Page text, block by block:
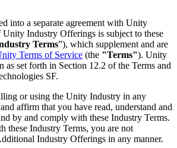
e operações de jogos ao vivo
usuários móveis
as lojas e no modelo D2C (direto ao
em loja em experiências online
as experiências dentro do carro
mundo real
e blocos de construção
criadores e insiders
Unity em todo o mundo
práticas
Educacional
into a separate agreement with Unity
Industry Offerings is subject to these
Terms”), which supplement and are
Terms of Service (the "Terms"). Unity
as set forth in Section 12.2 of the Terms and
SF.
or using the Unity Industry in any
affirm that you have read, understand and
by and comply with these Industry Terms.
these Industry Terms, you are not
Industry Offerings in any manner.